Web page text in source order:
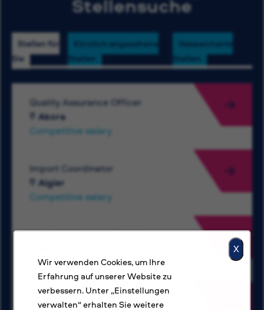
X
Wir verwenden Cookies, um Ihre
Erfahrung auf unserer Website zu
verbessern. Unter „Einstellungen
verwalten“ erhalten Sie weitere
Stellensuche
Stellen für
Sie
Kürzlich angesehene
Stellen
Gespeicherte
Stellen
Quality Assurance Officer
Akora
Competitive salary
Import Coordinator
Algier
Competitive salary
Security Manager, Algeria
Competitive salary
Electrical Engineer